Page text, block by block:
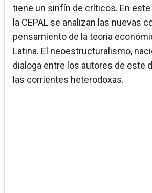
tiene un sinfín de críticos. En
la CEPAL se analizan las nuevas
pensamiento de la teoría
Latina. El neoestructuralismo,
dialoga entre los autores de este
las corrientes heterodoxas.